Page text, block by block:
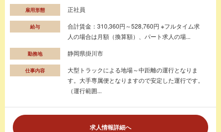
雇用形態 正社員
給与
合計賃金：310,360円～528,760円 ※フルタイム求
人の場合は月額（換算額）、パート求人の場...
勤務地 静岡県掛川市
仕事内容
大型トラックによる地場～中距離の運行となりま
す。大手専属便となりますので安定した運行です。
（運行範囲...
求人情報詳細へ